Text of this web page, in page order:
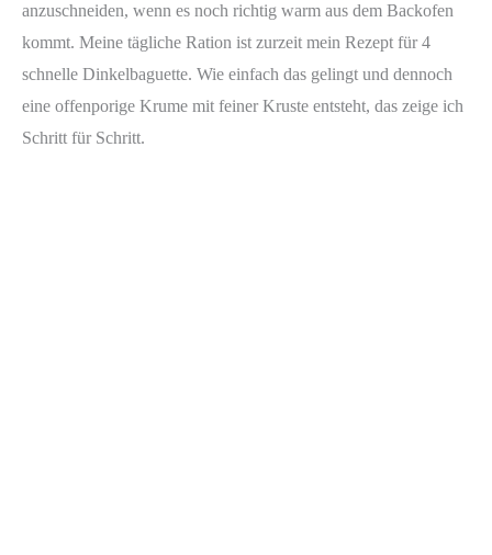
anzuschneiden, wenn es noch richtig warm aus dem Backofen
kommt. Meine tägliche Ration ist zurzeit mein Rezept für 4
schnelle Dinkelbaguette. Wie einfach das gelingt und dennoch
eine offenporige Krume mit feiner Kruste entsteht, das zeige ich
Schritt für Schritt.